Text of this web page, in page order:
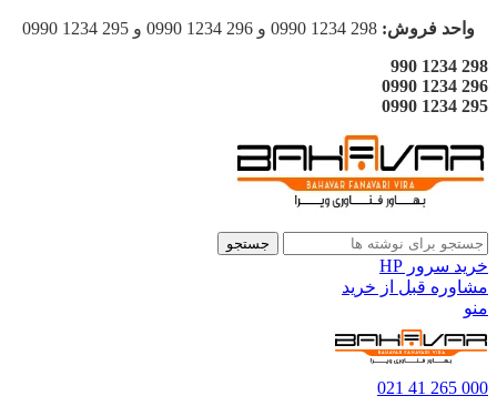
واحد فروش:
298 1234 990
296 1234 0990
295 1234 0990
جستجو
خرید سرور HP
مشاوره قبل از خرید
منو
000 265 41 021